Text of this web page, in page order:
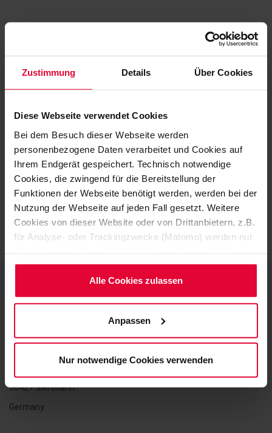
Zustimmung Details Über Cookies
Diese Webseite verwendet Cookies
Bei dem Besuch dieser Webseite werden
personenbezogene Daten verarbeitet und Cookies auf
Ihrem Endgerät gespeichert. Technisch notwendige
Cookies, die zwingend für die Bereitstellung der
Funktionen der Webseite benötigt werden, werden bei der
Nutzung der Webseite auf jeden Fall gesetzt. Weitere
Cookies von dieser Website oder von Drittanbietern, z.B.
für Analyse- oder Trackingzwecke (Matomo) werden nur
Möchten Sie dies nicht, klicken Sie bitte auf "Nur
notwendige Cookies verwenden". Mehr dazu
(einschließlich der Möglichkeit, die Einwilligungserklärung
Cookie-Hinweis(Link im Fuß der Website)
bzw. derDatenschutzerklärung.
Alle Cookies zulassen
Anpassen
Nur notwendige Cookies verwenden
VULKODURIT B SOFT RUBBER MORTAR
components
Filesize: 94 KB | Fileformat: pdf
56427 Siershahn
Germany